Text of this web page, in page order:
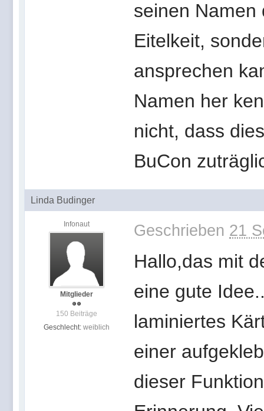
seinen Namen
Eitelkeit,
ansprechen
Namen her
nicht, dass
BuCon
Linda Budinger
Infonaut
Mitglieder
150 Beiträge
Geschlecht: weiblich
Geschrieben 21
Hallo,das mit
eine gute
laminiertes
einer
dieser